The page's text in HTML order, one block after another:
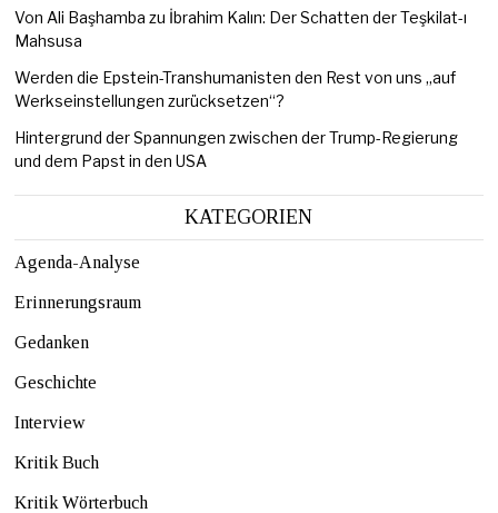
Von Ali Başhamba zu İbrahim Kalın: Der Schatten der Teşkilat-ı
Mahsusa
Werden die Epstein-Transhumanisten den Rest von uns „auf
Werkseinstellungen zurücksetzen“?
Hintergrund der Spannungen zwischen der Trump-Regierung
und dem Papst in den USA
KATEGORIEN
Agenda-Analyse
Erinnerungsraum
Gedanken
Geschichte
Interview
Kritik Buch
Kritik Wörterbuch